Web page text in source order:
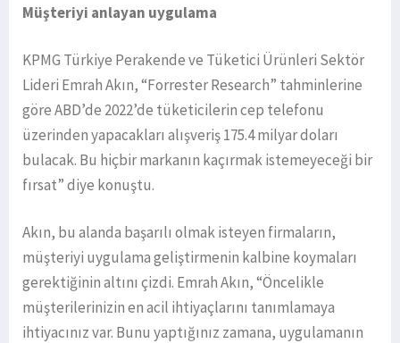
Müşteriyi anlayan uygulama
KPMG Türkiye Perakende ve Tüketici Ürünleri Sektör
Lideri Emrah Akın, “Forrester Research” tahminlerine
göre ABD’de 2022’de tüketicilerin cep telefonu
üzerinden yapacakları alışveriş 175.4 milyar doları
bulacak. Bu hiçbir markanın kaçırmak istemeyeceği bir
fırsat” diye konuştu.
Akın, bu alanda başarılı olmak isteyen firmaların,
müşteriyi uygulama geliştirmenin kalbine koymaları
gerektiğinin altını çizdi. Emrah Akın, “Öncelikle
müşterilerinizin en acil ihtiyaçlarını tanımlamaya
ihtiyacınız var. Bunu yaptığınız zamana, uygulamanın